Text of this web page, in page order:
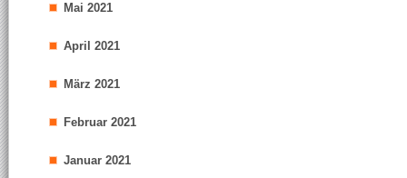
Mai 2021
April 2021
März 2021
Februar 2021
Januar 2021